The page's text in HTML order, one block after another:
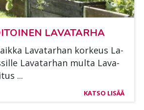
LA­VA­TAR­HA
La­va­tar­han kor­keus La­
La­va­tar­han mul­ta La­va­
...
KATSO LISÄÄ